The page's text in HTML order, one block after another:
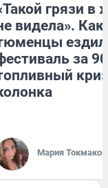
грязи в
видела». Как
за
Мария